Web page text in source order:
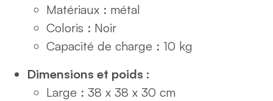
Matériaux : métal
Coloris : Noir
Capacité de charge : 10 kg
Dimensions et poids :
Large : 38 x 38 x 30 cm